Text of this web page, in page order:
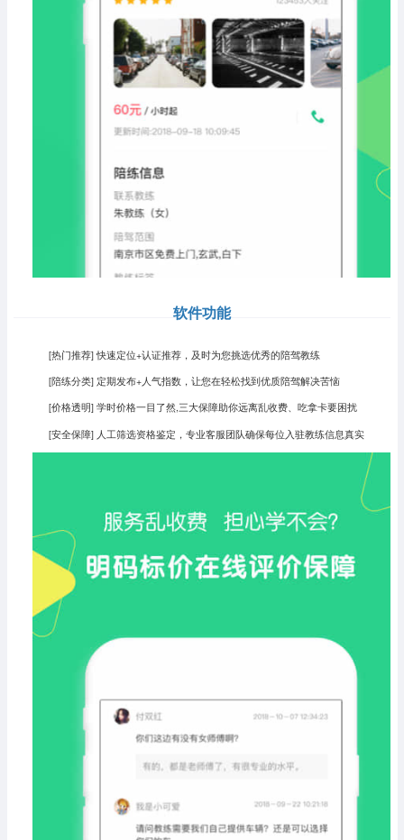
软件功能
[热门推荐] 快速定位+认证推荐，及时为您挑选优秀的陪驾教练
[陪练分类] 定期发布+人气指数，让您在轻松找到优质陪驾解决苦恼
[价格透明] 学时价格一目了然,三大保障助你远离乱收费、吃拿卡要困扰
[安全保障] 人工筛选资格鉴定，专业客服团队确保每位入驻教练信息真实